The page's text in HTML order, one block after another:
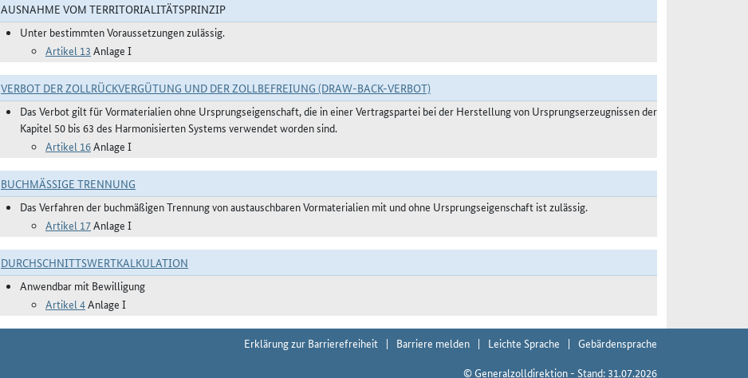
AUSNAHME VOM TERRITORIALITÄTSPRINZIP
Unter bestimmten Voraussetzungen zulässig.
Artikel 13 Anlage I
VERBOT DER ZOLLRÜCKVERGÜTUNG UND DER ZOLLBEFREIUNG (DRAW-BACK-VERBOT)
Das Verbot gilt für Vormaterialien ohne Ursprungseigenschaft, die in einer Vertragspartei bei der Herstellung von Ursprungserzeugnissen der
Kapitel 50 bis 63 des Harmonisierten Systems verwendet worden sind.
Artikel 16Anlage I
BUCHMÄSSIGE TRENNUNG
Das Verfahren der buchmäßigen Trennung von austauschbaren Vormaterialien mit und ohne Ursprungseigenschaft ist zulässig.
Artikel 17Anlage I
DURCHSCHNITTSWERTKALKULATION
Anwendbar mit Bewilligung
Artikel 4Anlage I
Erklärung zur Barrierefreiheit Barriere melden Leichte Sprache
Gebärdensprache
© Generalzolldirektion - Stand: 31.07.2026